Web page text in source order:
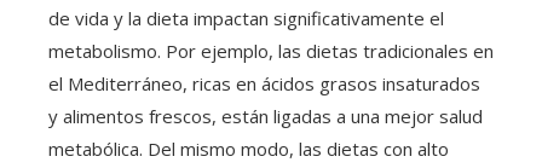
de vida y la dieta impactan significativamente el
metabolismo. Por ejemplo, las dietas tradicionales en
el Mediterráneo, ricas en ácidos grasos insaturados
y alimentos frescos, están ligadas a una mejor salud
metabólica. Del mismo modo, las dietas con alto